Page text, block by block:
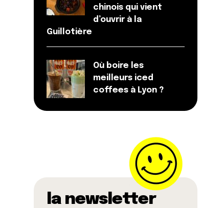
chinois qui vient
d’ouvrir à la
Guillotière
Où boire les
meilleurs iced
coffees à Lyon ?
la newsletter